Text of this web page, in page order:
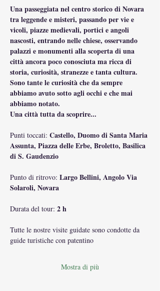
Una passeggiata nel centro storico di Novara
tra leggende e misteri, passando per vie e
vicoli, piazze medievali, portici e angoli
nascosti, entrando nelle chiese, osservando
palazzi e monumenti alla scoperta di una
città ancora poco conosciuta ma ricca di
storia, curiosità, stranezze e tanta cultura.
Sono tante le curiosità che da sempre
abbiamo avuto sotto agli occhi e che mai
abbiamo notato.
Una città tutta da scoprire...
Punti toccati: Castello, Duomo di Santa Maria
Assunta, Piazza delle Erbe, Broletto, Basilica
di S. Gaudenzio
Punto di ritrovo: Largo Bellini, Angolo Via
Solaroli, Novara
Durata del tour: 2 h
Tutte le nostre visite guidate sono condotte da
guide turistiche con patentino
Mostra di più